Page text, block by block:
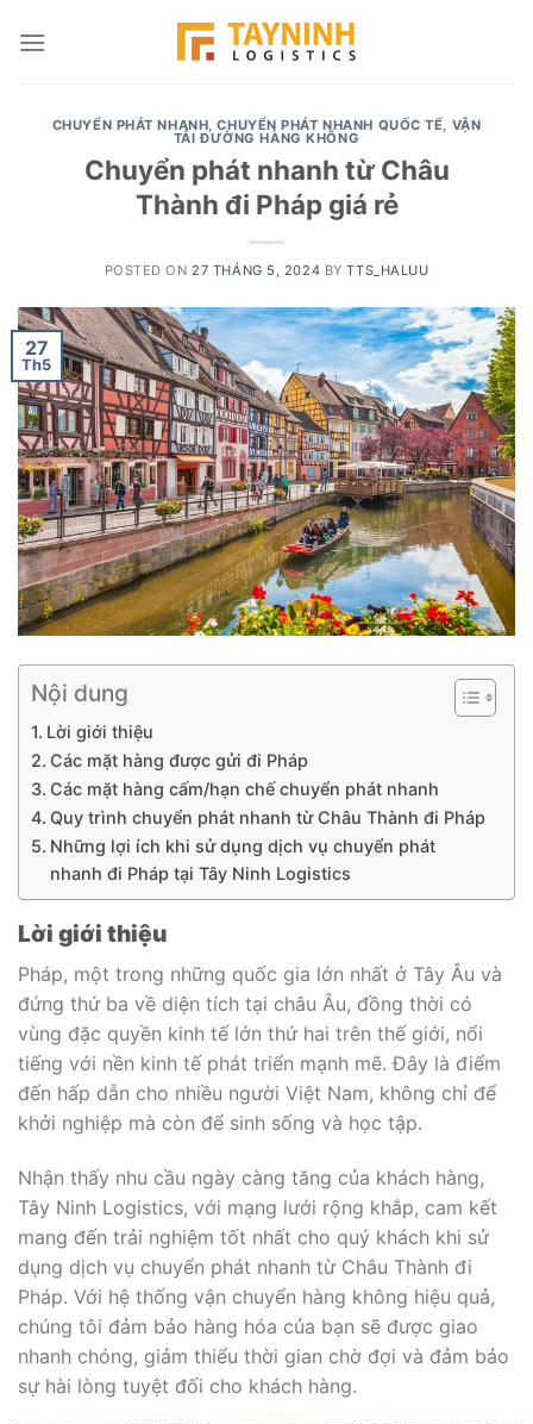
CHUYỂN PHÁT NHANH,CHUYỂN PHÁT NHANH QUỐC TẾ, VẬN
TẢI ĐƯỜNG HÀNG KHÔNG
Chuyển phát nhanh từ Châu
Thành đi Pháp giá rẻ
POSTED ON 27 THÁNG 5, 2024 BYTTS_HALUU
27
Th5
Nội dung
Lời giới thiệu
Các mặt hàng được gửi đi Pháp
Các mặt hàng cấm/hạn chế chuyển phát nhanh
Quy trình chuyển phát nhanh từ Châu Thành đi Pháp
Những lợi ích khi sử dụng dịch vụ chuyển phát
nhanh đi Pháp tại Tây Ninh Logistics
Lời giới thiệu
Pháp, một trong những quốc gia lớn nhất ở Tây Âu và
đứng thứ ba về diện tích tại châu Âu, đồng thời có
vùng đặc quyền kinh tế lớn thứ hai trên thế giới, nổi
tiếng với nền kinh tế phát triển mạnh mẽ. Đây là điểm
đến hấp dẫn cho nhiều người Việt Nam, không chỉ để
khởi nghiệp mà còn để sinh sống và học tập.
Nhận thấy nhu cầu ngày càng tăng của khách hàng,
Tây Ninh Logistics, với mạng lưới rộng khắp, cam kết
mang đến trải nghiệm tốt nhất cho quý khách khi sử
dụng dịch vụ chuyển phát nhanh từ Châu Thành đi
Pháp. Với hệ thống vận chuyển hàng không hiệu quả,
chúng tôi đảm bảo hàng hóa của bạn sẽ được giao
nhanh chóng, giảm thiểu thời gian chờ đợi và đảm bảo
sự hài lòng tuyệt đối cho khách hàng.